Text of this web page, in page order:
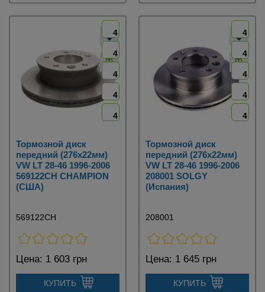
4
4
4
4
4
Тормозной диск
передний (276х22мм)
VW LT 28-46 1996-2006
569122CH CHAMPION
(США)
569122CH
Цена: 1 603 грн
КУПИТЬ
4
4
4
4
4
Тормозной диск
передний (276х22мм)
VW LT 28-46 1996-2006
208001 SOLGY
(Испания)
208001
Цена: 1 645 грн
КУПИТЬ